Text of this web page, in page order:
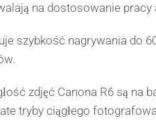
na dostosowanie
szybkość nagrywania do
zdjęć Canona R6 są
tryby ciągłego